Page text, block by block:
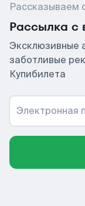
Рассказываем
Рассылка с
Эксклюзивные
заботливые
Купибилета
Электронная